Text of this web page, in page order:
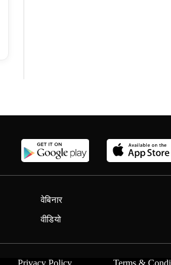
वेबिनार
वीडियो
Privacy Policy Terms &